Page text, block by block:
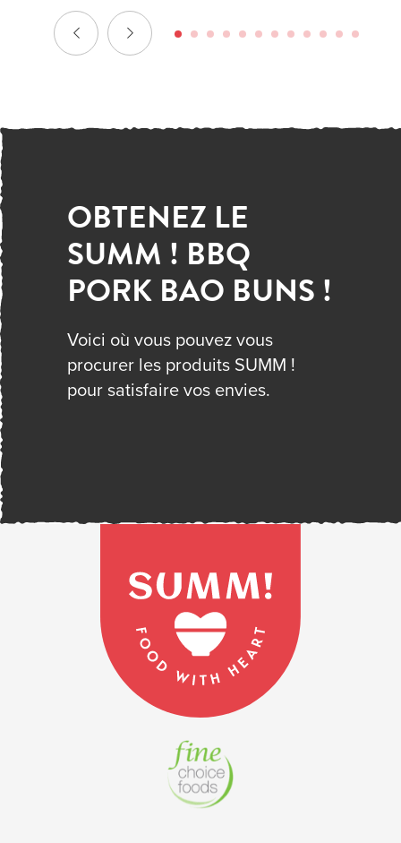
OBTENEZ LE
SUMM ! BBQ
PORK BAO BUNS !
Voici où vous pouvez vous
procurer les produits SUMM !
pour satisfaire vos envies.